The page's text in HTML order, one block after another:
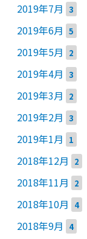
2019年7月 3
2019年6月 5
2019年5月 2
2019年4月 3
2019年3月 2
2019年2月 3
2019年1月 1
2018年12月 2
2018年11月 2
2018年10月 4
2018年9月 4